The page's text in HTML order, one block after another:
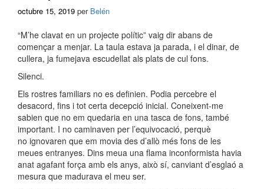
octubre 15, 2019 per Belén
“M’he clavat en un projecte polític” vaig dir abans de
començar a menjar. La taula estava ja parada, i el dinar, de
cullera, ja fumejava escudellat als plats de cul fons.
Silenci.
Els rostres familiars no es definien. Podia percebre el
desacord, fins i tot certa decepció inicial. Coneixent-me
sabien que no em quedaria en una tasca de fons, també
important. I no caminaven per l’equivocació, perquè
no ignovaren que em movia des d’allò més fons de les
meues entranyes. Dins meua una flama inconformista havia
anat agafant força amb els anys, això sí, canviant d’esglaó a
mesura que madurava el meu ser.